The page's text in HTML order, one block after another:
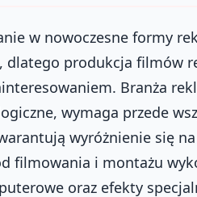
w nowoczesne formy
dlatego produkcja filmów
Branża
wymaga przede
wyróżnienie się
filmowania i montażu
oraz efekty